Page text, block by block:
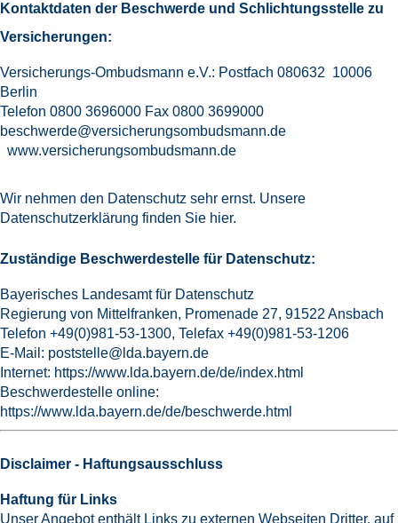
Kontaktdaten der Beschwerde und Schlichtungsstelle zu
Versicherungen:
Versicherungs-Ombudsmann e.V.: Postfach 080632 10006
Berlin
Telefon 0800 3696000 Fax 0800 3699000
beschwerde@versicherungsombudsmann.de
www.versicherungsombudsmann.de
Wir nehmen den Datenschutz sehr ernst. Unsere
Datenschutzerklärung finden Sie hier.
Zuständige Beschwerdestelle für Datenschutz:
Bayerisches Landesamt für Datenschutz
Regierung von Mittelfranken, Promenade 27, 91522 Ansbach
Telefon +49(0)981-53-1300, Telefax +49(0)981-53-1206
E-Mail: poststelle@lda.bayern.de
Internet: https://www.lda.bayern.de/de/index.html
Beschwerdestelle online:
https://www.lda.bayern.de/de/beschwerde.html
Disclaimer - Haftungsausschluss
Haftung für Links
Unser Angebot enthält Links zu externen Webseiten Dritter, auf